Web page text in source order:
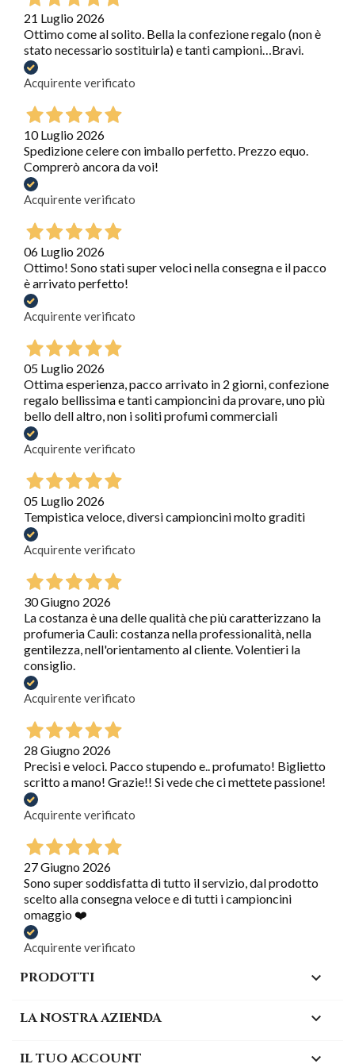
21 Luglio 2026
Ottimo come al solito. Bella la confezione regalo (non è
stato necessario sostituirla) e tanti campioni…Bravi.
Acquirente verificato
10 Luglio 2026
Spedizione celere con imballo perfetto. Prezzo equo.
Comprerò ancora da voi!
Acquirente verificato
06 Luglio 2026
Ottimo! Sono stati super veloci nella consegna e il pacco
è arrivato perfetto!
Acquirente verificato
05 Luglio 2026
Ottima esperienza, pacco arrivato in 2 giorni, confezione
regalo bellissima e tanti campioncini da provare, uno più
bello dell altro, non i soliti profumi commerciali
Acquirente verificato
05 Luglio 2026
Tempistica veloce, diversi campioncini molto graditi
Acquirente verificato
30 Giugno 2026
La costanza è una delle qualità che più caratterizzano la
profumeria Cauli: costanza nella professionalità, nella
gentilezza, nell'orientamento al cliente. Volentieri la
consiglio.
Acquirente verificato
28 Giugno 2026
Precisi e veloci. Pacco stupendo e.. profumato! Biglietto
scritto a mano! Grazie!! Si vede che ci mettete passione!
Acquirente verificato
27 Giugno 2026
Sono super soddisfatta di tutto il servizio, dal prodotto
scelto alla consegna veloce e di tutti i campioncini
omaggio ❤️
Acquirente verificato
PRODOTTI 
LA NOSTRA AZIENDA 
IL TUO ACCOUNT 